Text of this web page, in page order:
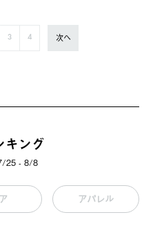
3 4 次へ
キング
25 - 8/8
アパレル